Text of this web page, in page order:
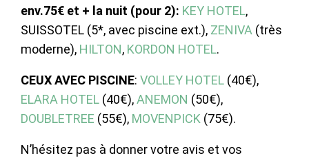
env.75€ et + la nuit (pour 2): KEY HOTEL,
SUISSOTEL (5*, avec piscine ext.), ZENIVA (très
moderne), HILTON, KORDON HOTEL.
CEUX AVEC PISCINE: VOLLEY HOTEL (40€),
ELARA HOTEL (40€),ANEMON (50€),
DOUBLETREE (55€), MOVENPICK (75€).
N’hésitez pas à donner votre avis et vos